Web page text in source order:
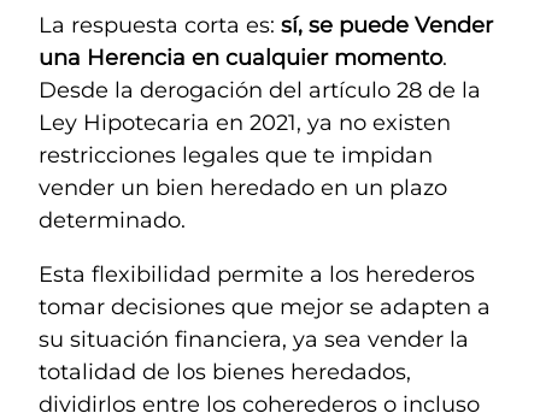
La respuesta corta es: sí, se puede Vender
una Herencia en cualquier momento.
Desde la derogación del artículo 28 de la
Ley Hipotecaria en 2021, ya no existen
restricciones legales que te impidan
vender un bien heredado en un plazo
determinado.
Esta flexibilidad permite a los herederos
tomar decisiones que mejor se adapten a
su situación financiera, ya sea vender la
totalidad de los bienes heredados,
dividirlos entre los coherederos o incluso